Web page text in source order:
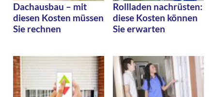
Dachausbau – mit
diesen Kosten müssen
Sie rechnen
Rollladen nachrüsten:
diese Kosten können
Sie erwarten